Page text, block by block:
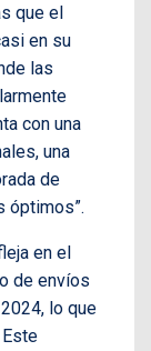
que el
en su
las
con una
una
de
óptimos”.
en el
de envíos
lo que